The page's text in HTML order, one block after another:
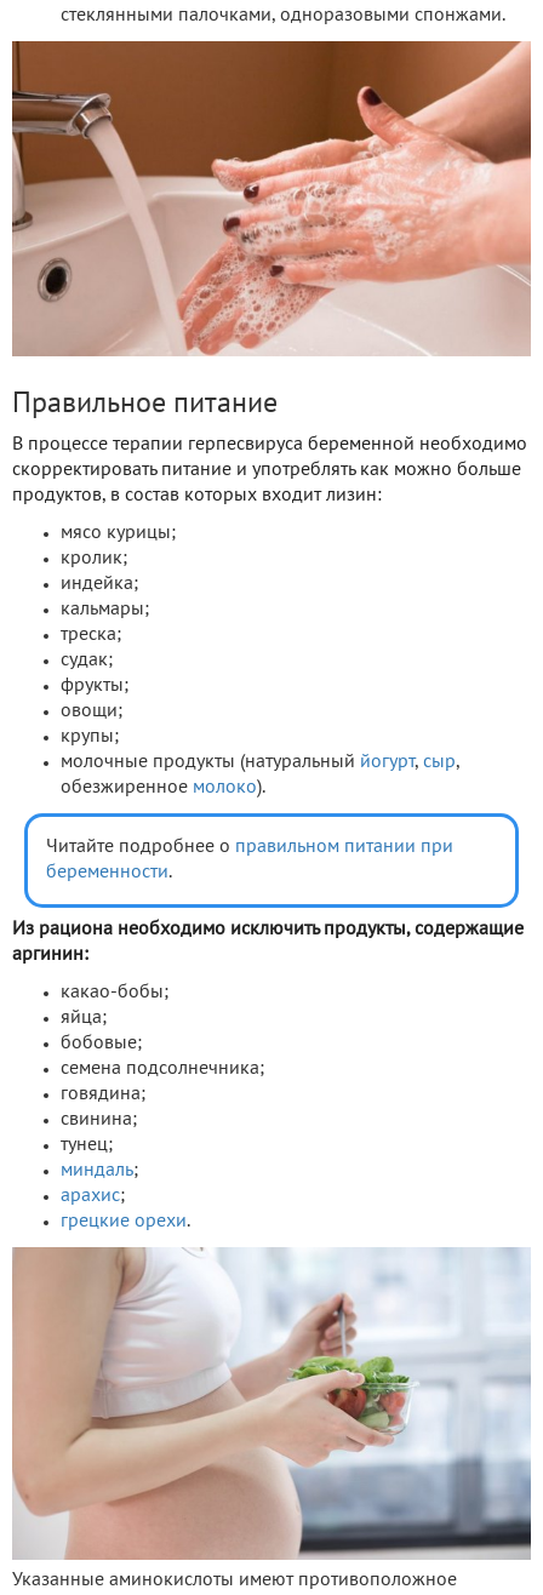
стеклянными палочками, одноразовыми спонжами.
Правильное питание
В процессе терапии герпесвируса беременной необходимо
скорректировать питание и употреблять как можно больше
продуктов, в состав которых входит лизин:
мясо курицы;
кролик;
индейка;
кальмары;
треска;
судак;
фрукты;
овощи;
крупы;
молочные продукты (натуральный йогурт, сыр,
обезжиренное молоко).
Читайте подробнее о правильном питании при
беременности.
Из рациона необходимо исключить продукты, содержащие
аргинин:
какао-бобы;
яйца;
бобовые;
семена подсолнечника;
говядина;
свинина;
тунец;
миндаль;
арахис;
грецкие орехи.
Указанные аминокислоты имеют противоположное